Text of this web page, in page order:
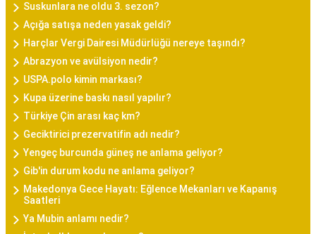
Suskunlara ne oldu 3. sezon?
Açığa satışa neden yasak geldi?
Harçlar Vergi Dairesi Müdürlüğü nereye taşındı?
Abrazyon ve avülsiyon nedir?
USPA.polo kimin markası?
Kupa üzerine baskı nasıl yapılır?
Türkiye Çin arası kaç km?
Geciktirici prezervatifin adı nedir?
Yengeç burcunda güneş ne anlama geliyor?
Gib'in durum kodu ne anlama geliyor?
Makedonya Gece Hayatı: Eğlence Mekanları ve Kapanış
Saatleri
Ya Mubin anlamı nedir?